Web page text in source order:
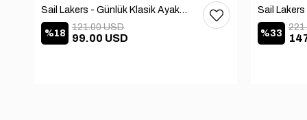
Sail Lakers - Günlük Klasik Ayakkabı 101-9604-686
%18 99.00 USD
121.00 USD
%33